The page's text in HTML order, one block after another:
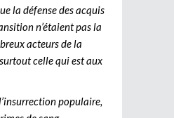
la défense des acquis
n’étaient pas la
acteurs de la
celle qui est aux
populaire,